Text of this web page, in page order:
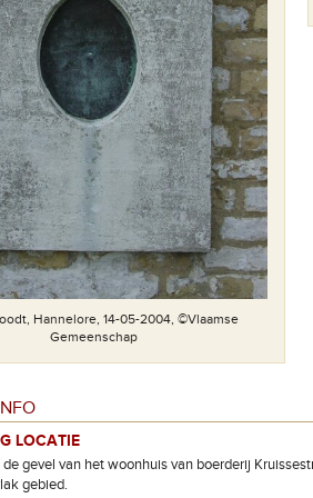
Hannelore, 14-05-2004, ©Vlaamse
Gemeenschap
LOCATIE
gevel van het woonhuis van boerderij
gebied.